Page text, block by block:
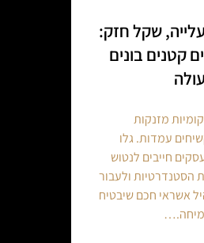
שקל חזק:
קטנים בונים
מזנקות
עמדות. גלו
חייבים לנטוש
הסטנדרטיות ולעבור
אשראי חכם שיבטיח